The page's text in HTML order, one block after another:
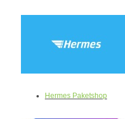
Hermes Paketshop